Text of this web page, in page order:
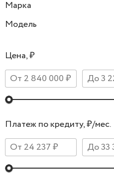
Марка
Модель
Цена, ₽
Платеж по кредиту, ₽/мес.